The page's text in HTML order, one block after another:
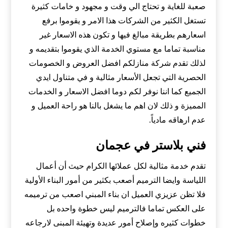
صعبة للغاية و تحتاج الي وقت و مجهود و خامات كثيرة
تستغل الكثير من الشركات هذا الامر و يقوموا برفع
اسعارهم بطريقة مبالغ فيها و تكون هذه الاسعار غير
مناسبة تماما مع مستوي الخدمة الذي يقوموا بتقديمه و
لذلك تقدم شركة منازلكم افضل العروض و الخصومات
الحصرية التي تجعل الأسعار مثالية و في متناول ايدي
الجميع كما اننا نوفر لكم دوما افضل الاسعار و الخدمات
المميزة و ذلك لان اهم ما يشغل بالنا هو راحة العميل و
عدم ارهاقه مادياً.
فني بلاستر في عجمان
تقدم خدمة مثالية لكل عملائها الكرام حيث أن أعمال
اللياسة وايضا الترميم أصعب بكثير من أمور البناء الأولية
فلا تظن عزيزي العميل ان بناء المبني اصعب من ترميمه
على العكس تماما فالترميم ليس خطوة واحده بل
خطوات كثيره وإصلاح أمور عديدة وتهيئة المبنى لارجاعه